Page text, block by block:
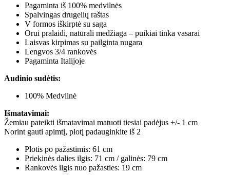
Pagaminta iš 100% medvilnės
Spalvingas drugelių raštas
V formos iškirptė su saga
Orui pralaidi, natūrali medžiaga – puikiai tinka vasarai
Laisvas kirpimas su pailginta nugara
Lengvos 3/4 rankovės
Pagaminta Italijoje
Audinio sudėtis:
100% Medvilnė
Išmatavimai:
Žemiau pateikti išmatavimai matuoti tiesiai padėjus +/- 1 cm
Norint gauti apimtį, plotį padauginkite iš 2
Plotis po pažastimis: 61 cm
Priekinės dalies ilgis: 71 cm / galinės: 79 cm
Rankovės ilgis nuo pažasties: 19 cm